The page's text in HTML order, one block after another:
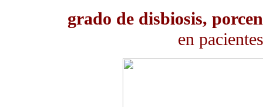
grado de disbiosis,
en